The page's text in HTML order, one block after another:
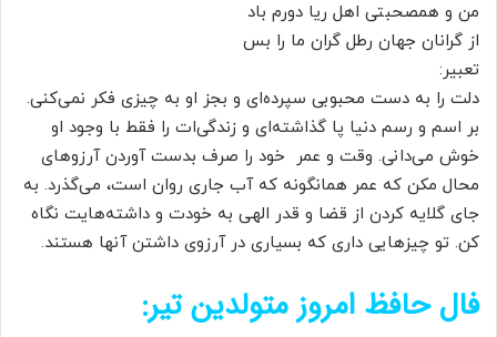
من و همصحبتی اهل ریا دورم باد
از گرانان جهان رطل گران ما را بس
تعبیر:
دلت را به دست محبوبی سپرده‌ای و بجز او به چیزی فکر نمی‌کنی.
بر اسم و رسم دنیا پا گذاشته‌ای و زندگی‌ات را فقط با وجود او
خوش می‌دانی. وقت و عمر خود را صرف بدست آوردن آرزوهای
محال مکن که عمر همانگونه که آب جاری روان است، می‌گذرد. به
جای گلایه کردن از قضا و قدر الهی به خودت و داشته‌هایت نگاه
کن. تو چیزهایی داری که بسیاری در آرزوی داشتن آنها هستند.
فال حافظ امروز متولدین تیر: